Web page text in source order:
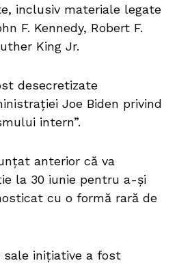
inclusiv materiale legate
F. Kennedy, Robert F.
King Jr.
desecretizate
Joe Biden privind
intern”.
anterior că va
la 30 iunie pentru a-și
cu o formă rară de
inițiative a fost